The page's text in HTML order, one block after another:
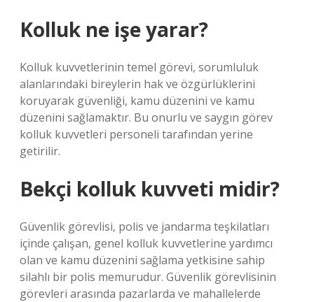
Kolluk ne işe yarar?
Kolluk kuvvetlerinin temel görevi, sorumluluk
alanlarındaki bireylerin hak ve özgürlüklerini
koruyarak güvenliği, kamu düzenini ve kamu
düzenini sağlamaktır. Bu onurlu ve saygın görev
kolluk kuvvetleri personeli tarafından yerine
getirilir.
Bekçi kolluk kuvveti midir?
Güvenlik görevlisi, polis ve jandarma teşkilatları
içinde çalışan, genel kolluk kuvvetlerine yardımcı
olan ve kamu düzenini sağlama yetkisine sahip
silahlı bir polis memurudur. Güvenlik görevlisinin
görevleri arasında pazarlarda ve mahallelerde